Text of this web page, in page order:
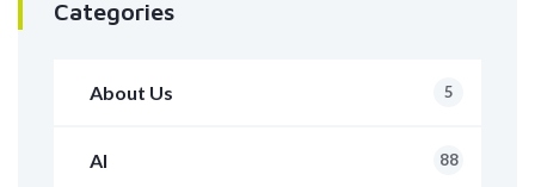
Categories
About Us 5
AI 88